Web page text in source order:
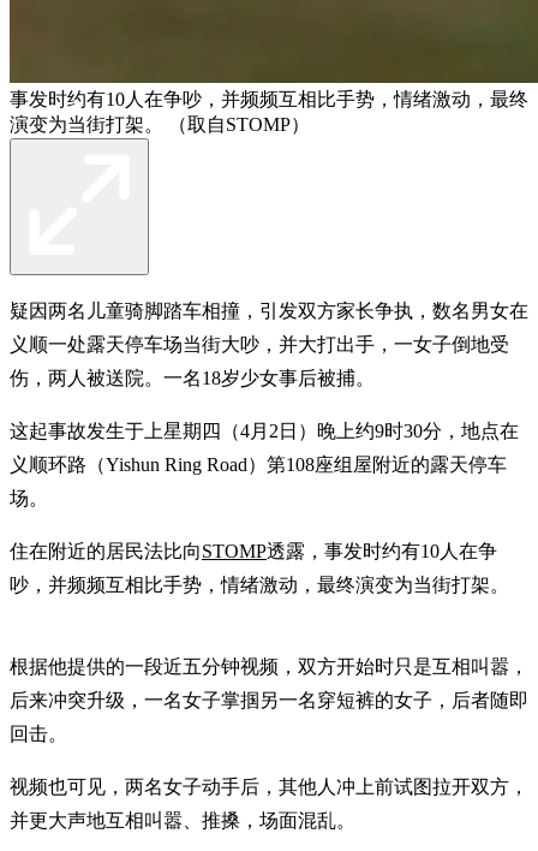
事发时约有10人在争吵，并频频互相比手势，情绪激动，最终
演变为当街打架。 （取自STOMP）
疑因两名儿童骑脚踏车相撞，引发双方家长争执，数名男女在
义顺一处露天停车场当街大吵，并大打出手，一女子倒地受
伤，两人被送院。一名18岁少女事后被捕。
这起事故发生于上星期四（4月2日）晚上约9时30分，地点在
义顺环路（Yishun Ring Road）第108座组屋附近的露天停车
场。
住在附近的居民法比向STOMP透露，事发时约有10人在争
吵，并频频互相比手势，情绪激动，最终演变为当街打架。
根据他提供的一段近五分钟视频，双方开始时只是互相叫嚣，
后来冲突升级，一名女子掌掴另一名穿短裤的女子，后者随即
回击。
视频也可见，两名女子动手后，其他人冲上前试图拉开双方，
并更大声地互相叫嚣、推搡，场面混乱。